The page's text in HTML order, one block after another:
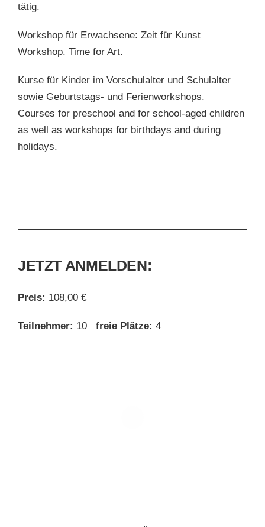
tätig.
Workshop für Erwachsene: Zeit für Kunst
Workshop. Time for Art.
Kurse für Kinder im Vorschulalter und Schulalter
sowie Geburtstags- und Ferienworkshops.
Courses for preschool and for school-aged children
as well as workshops for birthdays and during
holidays.
JETZT ANMELDEN:
Preis: 108,00 €
Teilnehmer: 10 freie Plätze: 4